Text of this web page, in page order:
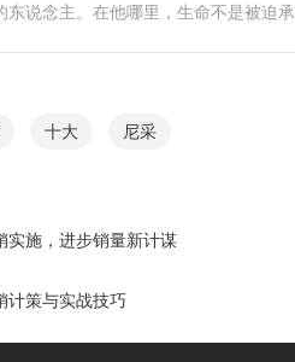
东说念主。在他哪里，生命不是被迫
十大 尼采
实施，进步销量新计谋
计策与实战技巧